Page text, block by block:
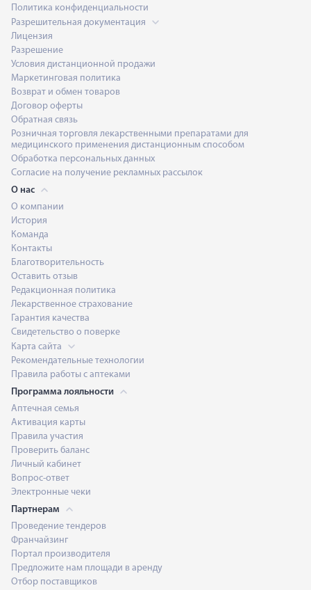
Политика конфиденциальности
Разрешительная документация
Лицензия
Разрешение
Условия дистанционной продажи
Маркетинговая политика
Возврат и обмен товаров
Договор оферты
Обратная связь
Розничная торговля лекарственными препаратами для
медицинского применения дистанционным способом
Обработка персональных данных
Согласие на получение рекламных рассылок
О нас
О компании
История
Команда
Контакты
Благотворительность
Оставить отзыв
Редакционная политика
Лекарственное страхование
Гарантия качества
Свидетельство о поверке
Карта сайта
Рекомендательные технологии
Правила работы с аптеками
Программа лояльности
Аптечная семья
Активация карты
Правила участия
Проверить баланс
Личный кабинет
Вопрос-ответ
Электронные чеки
Партнерам
Проведение тендеров
Франчайзинг
Портал производителя
Предложите нам площади в аренду
Отбор поставщиков